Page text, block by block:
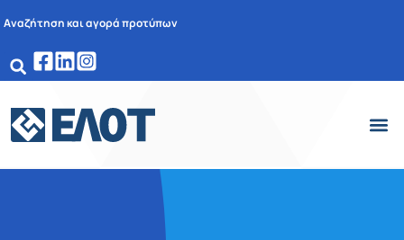
Αναζήτηση και αγορά προτύπων